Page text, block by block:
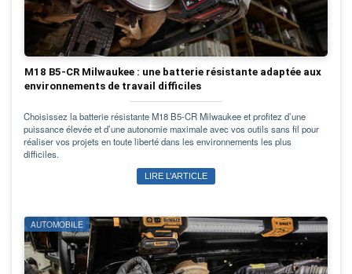
M18 B5-CR Milwaukee : une batterie résistante adaptée aux
environnements de travail difficiles
Choisissez la batterie résistante M18 B5-CR Milwaukee et profitez d’une
puissance élevée et d’une autonomie maximale avec vos outils sans fil pour
réaliser vos projets en toute liberté dans les environnements les plus
difficiles.
LIRE L’ARTICLE
AUTOMOBILE